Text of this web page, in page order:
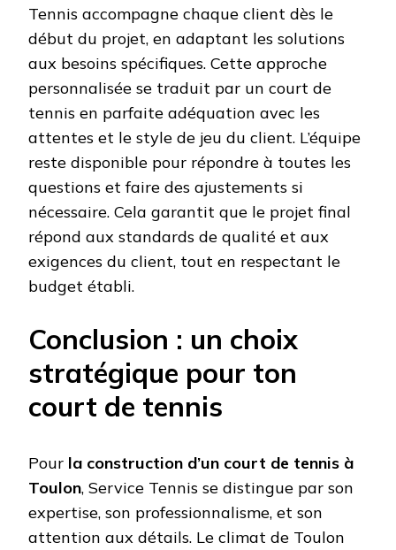
Tennis accompagne chaque client dès le
début du projet, en adaptant les solutions
aux besoins spécifiques. Cette approche
personnalisée se traduit par un court de
tennis en parfaite adéquation avec les
attentes et le style de jeu du client. L’équipe
reste disponible pour répondre à toutes les
questions et faire des ajustements si
nécessaire. Cela garantit que le projet final
répond aux standards de qualité et aux
exigences du client, tout en respectant le
budget établi.
Conclusion : un choix
stratégique pour ton
court de tennis
Pour la construction d’un court de tennis à
Toulon, Service Tennis se distingue par son
expertise, son professionnalisme, et son
attention aux détails. Le climat de Toulon